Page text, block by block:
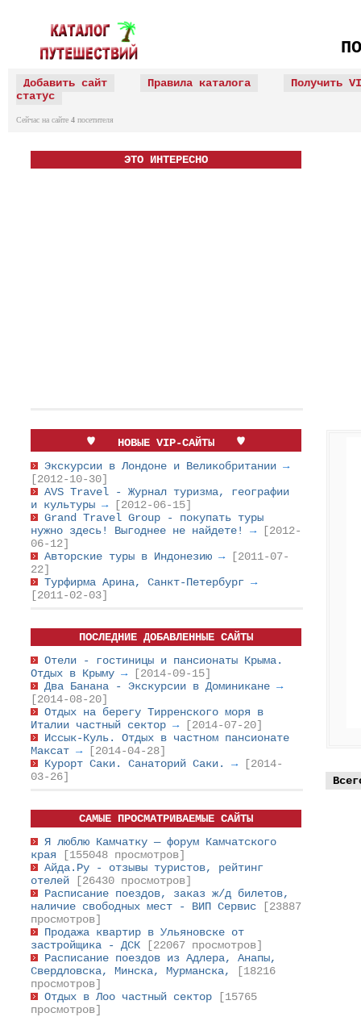
Добавить сайт Правила каталога
Получить
статус
Сейчас на сайте 4 посетителя
ЭТО ИНТЕРЕСНО
НОВЫЕ VIP-САЙТЫ
Экскурсии в Лондоне и Великобритании →
[2012-10-30]
AVS Travel - Журнал туризма, географии
и культуры →
[2012-06-15]
Grand Travel Group - покупать туры
нужно здесь! Выгоднее не найдете! →
[2012-
06-12]
Авторские туры в Индонезию →
[2011-07-
22]
Турфирма Арина, Санкт-Петербург →
[2011-02-03]
ПОСЛЕДНИЕ ДОБАВЛЕННЫЕ САЙТЫ
Отели - гостиницы и пансионаты Крыма.
Отдых в Крыму →
[2014-09-15]
Два Банана - Экскурсии в Доминикане →
[2014-08-20]
Отдых на берегу Тирренского моря в
Италии частный сектор →
[2014-07-20]
Иссык-Куль. Отдых в частном пансионате
Максат →
[2014-04-28]
Курорт Саки. Санаторий Саки. →
[2014-
03-26]
САМЫЕ ПРОСМАТРИВАЕМЫЕ САЙТЫ
Я люблю Камчатку — форум Камчатского
края
[155048 просмотров]
Айда.Ру - отзывы туристов, рейтинг
отелей
[26430 просмотров]
Расписание поездов, заказ ж/д билетов,
наличие свободных мест - ВИП Сервис
[23887
просмотров]
Продажа квартир в Ульяновске от
застройщика - ДСК
[22067 просмотров]
Расписание поездов из Адлера, Анапы,
Свердловска, Минска, Мурманска,
[18216
просмотров]
Отдых в Лоо частный сектор
[15765
просмотров]